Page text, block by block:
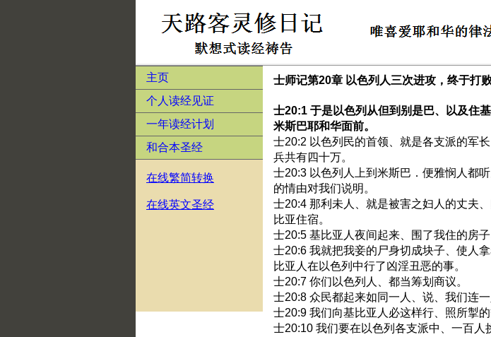
主页
个人读经见证
一年读经计划
和合本圣经
在线繁简转换
在线英文圣经
士师记第20章 以色列人三次进攻，终于打
士20:1 于是以色列从但到别是巴、以及住
米斯巴耶和华面前。
士20:2 以色列民的首领、就是各支派的军
兵共有四十万。
士20:3 以色列人上到米斯巴．便雅悯人都
的情由对我们说明。
士20:4 那利未人、就是被害之妇人的丈夫
比亚住宿。
士20:5 基比亚人夜间起来、围了我住的房
士20:6 我就把我妾的尸身切成块子、使人
比亚人在以色列中行了凶淫丑恶的事。
士20:7 你们以色列人、都当筹划商议。
士20:8 众民都起来如同一人、说、我们连
士20:9 我们向基比亚人必这样行、照所掣的
士20:10 我们要在以色列各支派中、一百人